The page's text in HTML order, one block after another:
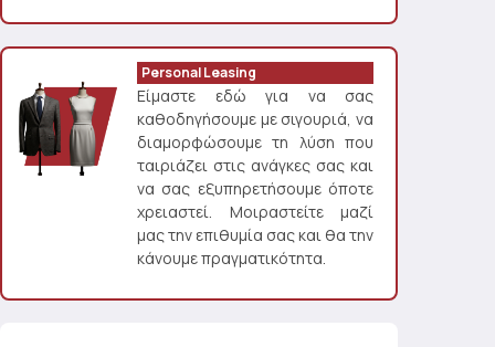
Personal Leasing
Είμαστε εδώ για να σας
καθοδηγήσουμε με σιγουριά, να
διαμορφώσουμε τη λύση που
ταιριάζει στις ανάγκες σας και
να σας εξυπηρετήσουμε όποτε
χρειαστεί. Μοιραστείτε μαζί
μας την επιθυμία σας και θα την
κάνουμε πραγματικότητα.